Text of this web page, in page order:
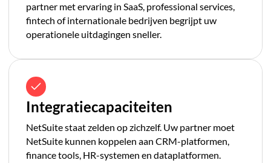
partner met ervaring in SaaS, professional services,
fintech of internationale bedrijven begrijpt uw
operationele uitdagingen sneller.
Integratiecapaciteiten
NetSuite staat zelden op zichzelf. Uw partner moet
NetSuite kunnen koppelen aan CRM-platformen,
finance tools, HR-systemen en dataplatformen.